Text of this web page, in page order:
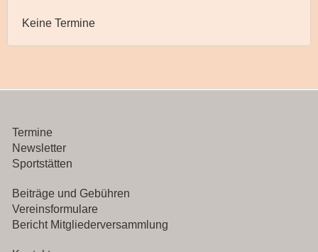
Keine Termine
Termine
Newsletter
Sportstätten
Beiträge und Gebühren
Vereinsformulare
Bericht Mitgliederversammlung